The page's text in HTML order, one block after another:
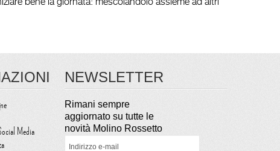
Media
NEWSLETTER
Rimani sempre
aggiornato su tutte le
novità Molino Rossetto